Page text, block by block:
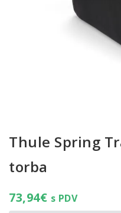
Thule Spring
torba
73,94€ s PDV